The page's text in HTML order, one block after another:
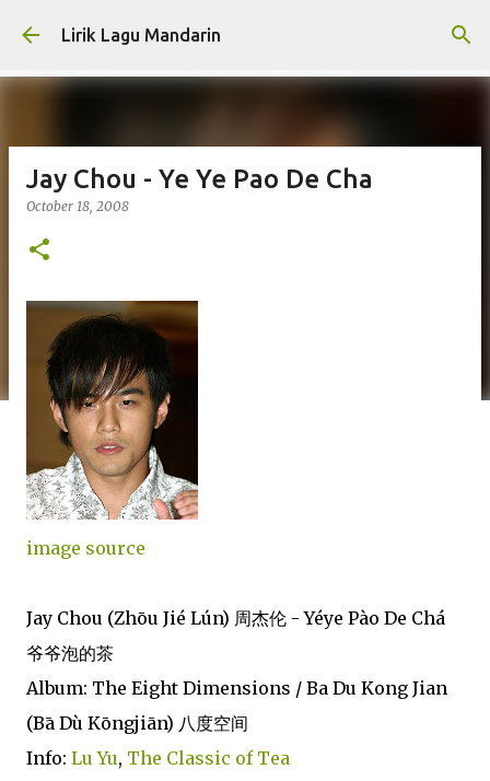
Skip to main content
Lirik Lagu Mandarin
Jay Chou - Ye Ye Pao De Cha
October 18, 2008
image source
Jay Chou (Zhōu Jié Lún) 周杰伦 - Yéye Pào De Chá
爷爷泡的茶
Album: The Eight Dimensions / Ba Du Kong Jian
(Bā Dù Kōngjiān) 八度空间
Info: Lu Yu, The Classic of Tea